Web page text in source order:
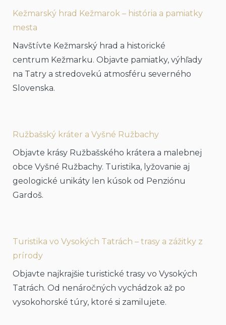
Kežmarský hrad Kežmarok – história a pamiatky
mesta
Navštívte Kežmarský hrad a historické
centrum Kežmarku. Objavte pamiatky, výhľady
na Tatry a stredovekú atmosféru severného
Slovenska.
Ružbašský kráter a Vyšné Ružbachy
Objavte krásy Ružbašského krátera a malebnej
obce Vyšné Ružbachy. Turistika, lyžovanie aj
geologické unikáty len kúsok od Penziónu
Gardoš.
Turistika vo Vysokých Tatrách – trasy a zážitky z
prírody
Objavte najkrajšie turistické trasy vo Vysokých
Tatrách. Od nenáročných vychádzok až po
vysokohorské túry, ktoré si zamilujete.